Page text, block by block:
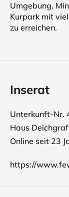
Umgebung,
Kurpark mit
zu erreichen.
Inserat
Unterkunft-Nr.
Haus Deichgraf
Online seit 23
https://